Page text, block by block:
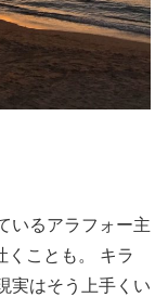
いるアラフォー主
くことも。 キラ
実はそう上手くい